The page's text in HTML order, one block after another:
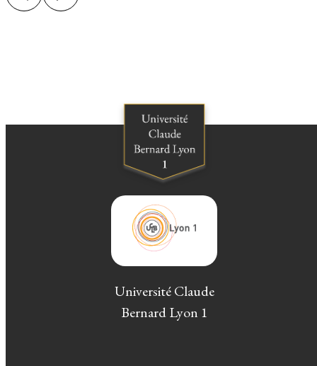
Université Claude
Bernard Lyon 1